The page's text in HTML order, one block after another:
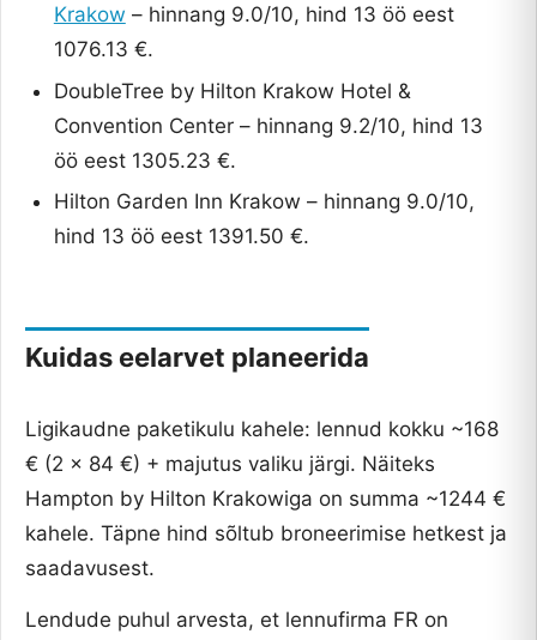
Krakow – hinnang 9.0/10, hind 13 öö eest
1076.13 €.
DoubleTree by Hilton Krakow Hotel &
Convention Center – hinnang 9.2/10, hind 13
öö eest 1305.23 €.
Hilton Garden Inn Krakow – hinnang 9.0/10,
hind 13 öö eest 1391.50 €.
Kuidas eelarvet planeerida
Ligikaudne paketikulu kahele: lennud kokku ~168
€ (2 x 84 €) + majutus valiku järgi. Näiteks
Hampton by Hilton Krakowiga on summa ~1244 €
kahele. Täpne hind sõltub broneerimise hetkest ja
saadavusest.
Lendude puhul arvesta, et lennufirma FR on